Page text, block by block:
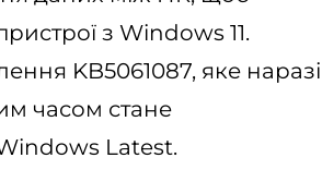
з Windows 11.
KB5061087, яке наразі
часом стане
Latest.